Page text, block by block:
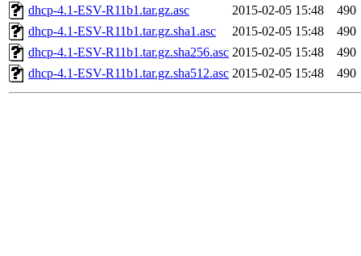
dhcp-4.1-ESV-R11b1.tar.gz.asc
2015-02-05 15:48
490
dhcp-4.1-ESV-R11b1.tar.gz.sha1.asc
2015-02-05 15:48
490
dhcp-4.1-ESV-R11b1.tar.gz.sha256.asc 2015-02-05 15:48
490
dhcp-4.1-ESV-R11b1.tar.gz.sha512.asc 2015-02-05 15:48 490